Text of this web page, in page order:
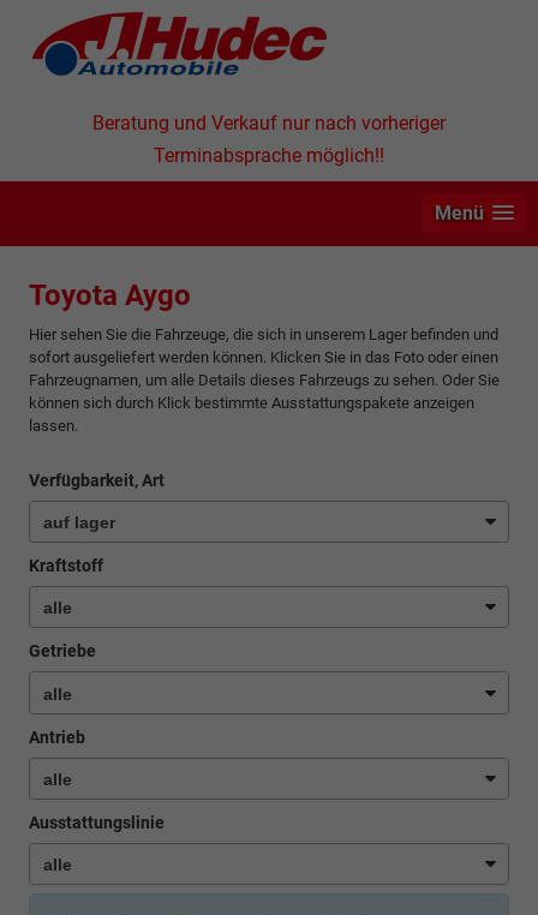
Beratung und Verkauf nur nach vorheriger
Terminabsprache möglich!!
Menü
Toyota Aygo
Hier sehen Sie die Fahrzeuge, die sich in unserem Lager befinden und
sofort ausgeliefert werden können. Klicken Sie in das Foto oder einen
Fahrzeugnamen, um alle Details dieses Fahrzeugs zu sehen. Oder Sie
können sich durch Klick bestimmte Ausstattungspakete anzeigen
lassen.
Verfügbarkeit, Art
Kraftstoff
Getriebe
Antrieb
Ausstattungslinie